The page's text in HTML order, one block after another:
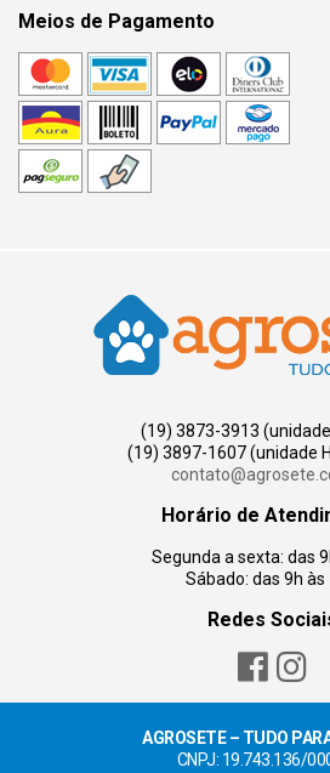
Meios de Pagamento
(19) 3873-3913
(19) 3897-1607 (unidade
Horário de
Segunda a sexta: das
Sábado: das 9h às
Redes
AGROSETE – TUDO
CNPJ: 19.743.136/